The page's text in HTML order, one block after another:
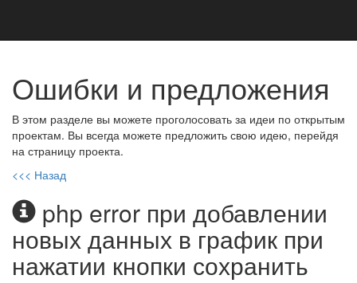
Ошибки и предложения
В этом разделе вы можете проголосовать за идеи по открытым
проектам. Вы всегда можете предложить свою идею, перейдя
на страницу проекта.
<<< Назад
php error при добавлении
новых данных в график при
нажатии кнопки сохранить